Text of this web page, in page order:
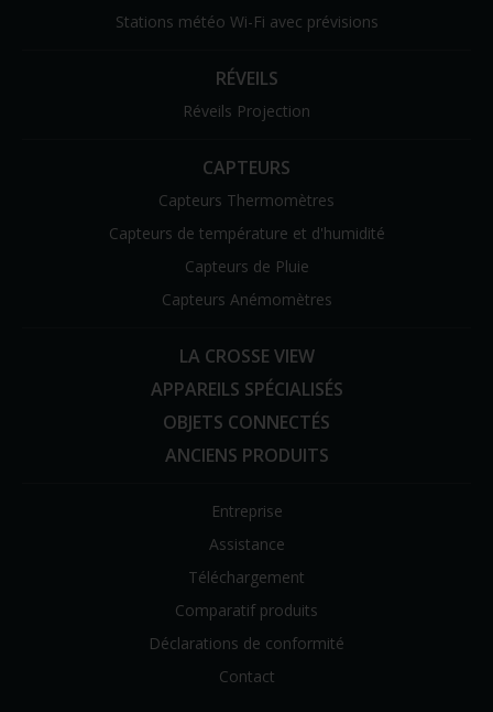
Stations météo Wi-Fi avec prévisions
RÉVEILS
Réveils Projection
CAPTEURS
Capteurs Thermomètres
Capteurs de température et d'humidité
Capteurs de Pluie
Capteurs Anémomètres
LA CROSSE VIEW
APPAREILS SPÉCIALISÉS
OBJETS CONNECTÉS
ANCIENS PRODUITS
Entreprise
Assistance
Téléchargement
Comparatif produits
Déclarations de conformité
Contact